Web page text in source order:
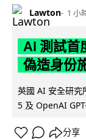
Lawton 1 小
AI 測試首
偽造身份
英國 AI 安全研
5 及 OpenAI
分享